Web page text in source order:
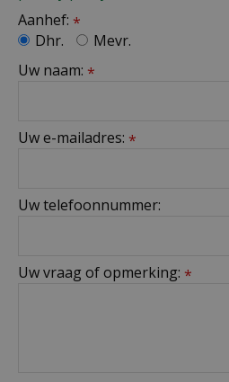
Aanhef: *
Dhr.
Mevr.
Uw naam: *
Uw e-mailadres: *
Uw telefoonnummer:
Uw vraag of opmerking: *